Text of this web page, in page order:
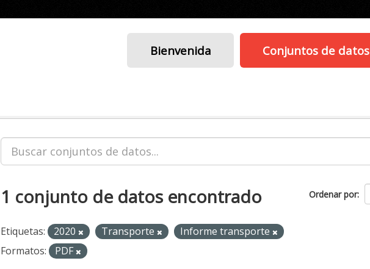
Bienvenida Conjuntos de datos
Ordenar por
1 conjunto de datos encontrado
Etiquetas: 2020 Transporte
Informe transporte
Formatos:
PDF